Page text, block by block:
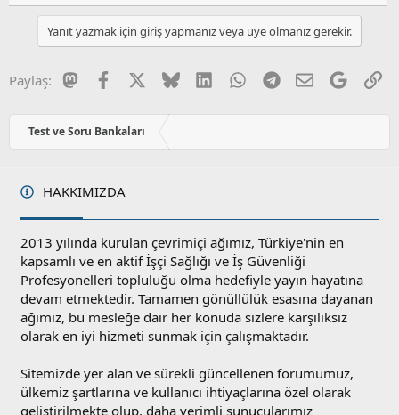
Yanıt yazmak için giriş yapmanız veya üye olmanız gerekir.
Paylaş: MastodonFacebook BlueskyLinkedInWhatsAppTelegram
E-postaGoogle
Test ve Soru Bankaları
HAKKIMIZDA
2013 yılında kurulan çevrimiçi ağımız, Türkiye'nin en
kapsamlı ve en aktif İşçi Sağlığı ve İş Güvenliği
Profesyonelleri topluluğu olma hedefiyle yayın hayatına
devam etmektedir. Tamamen gönüllülük esasına dayanan
ağımız, bu mesleğe dair her konuda sizlere karşılıksız
olarak en iyi hizmeti sunmak için çalışmaktadır.
Sitemizde yer alan ve sürekli güncellenen forumumuz,
ülkemiz şartlarına ve kullanıcı ihtiyaçlarına özel olarak
geliştirilmekte olup, daha verimli sunucularımız